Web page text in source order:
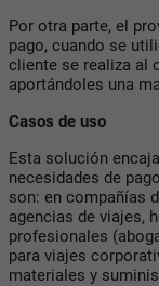
Por otra parte, el
pago, cuando se
cliente se realiza al
aportándoles una
Casos de uso
Esta solución
necesidades de
son: en compañías
agencias de viajes,
profesionales
para viajes
materiales y